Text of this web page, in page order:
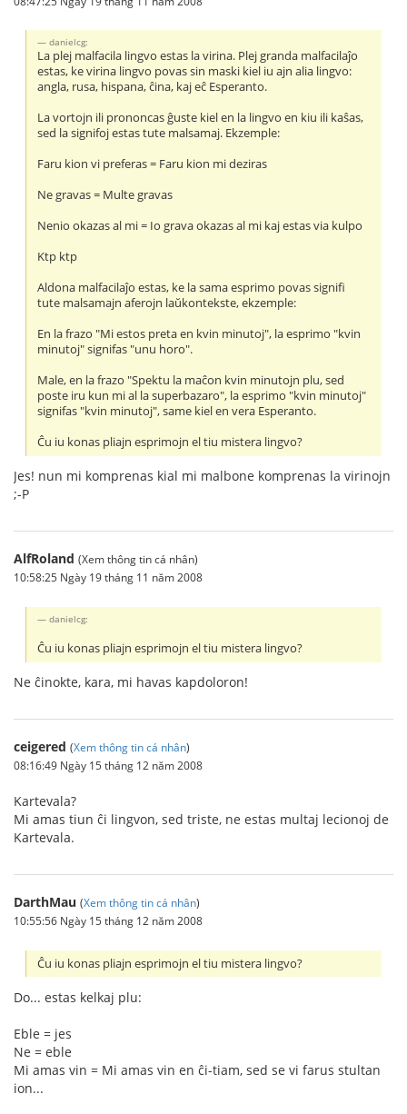
danielcg:
La plej malfacila lingvo estas la virina. Plej granda malfacilaĵo
estas, ke virina lingvo povas sin maski kiel iu ajn alia lingvo:
angla, rusa, hispana, ĉina, kaj eĉ Esperanto.
La vortojn ili prononcas ĝuste kiel en la lingvo en kiu ili kaŝas,
sed la signifoj estas tute malsamaj. Ekzemple:
Faru kion vi preferas = Faru kion mi deziras
Ne gravas = Multe gravas
Nenio okazas al mi = Io grava okazas al mi kaj estas via kulpo
Ktp ktp
Aldona malfacilaĵo estas, ke la sama esprimo povas signifi
tute malsamajn aferojn laŭkontekste, ekzemple:
En la frazo "Mi estos preta en kvin minutoj", la esprimo "kvin
minutoj" signifas "unu horo".
Male, en la frazo "Spektu la maĉon kvin minutojn plu, sed
poste iru kun mi al la superbazaro", la esprimo "kvin minutoj"
signifas "kvin minutoj", same kiel en vera Esperanto.
Ĉu iu konas pliajn esprimojn el tiu mistera lingvo?
Jes! nun mi komprenas kial mi malbone komprenas la virinojn
;-P
AlfRoland (Xem thông tin cá nhân)
10:58:25 Ngày 19 tháng 11 năm 2008
danielcg:
Ĉu iu konas pliajn esprimojn el tiu mistera lingvo?
Ne ĉinokte, kara, mi havas kapdoloron!
ceigered (Xem thông tin cá nhân)
08:16:49 Ngày 15 tháng 12 năm 2008
Kartevala?
Mi amas tiun ĉi lingvon, sed triste, ne estas multaj lecionoj de
Kartevala.
DarthMau (Xem thông tin cá nhân)
10:55:56 Ngày 15 tháng 12 năm 2008
Ĉu iu konas pliajn esprimojn el tiu mistera lingvo?
Do... estas kelkaj plu:
Eble = jes
Ne = eble
Mi amas vin = Mi amas vin en ĉi-tiam, sed se vi farus stultan
ion...